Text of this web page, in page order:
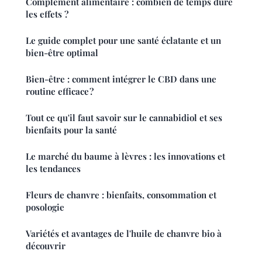
les effets ?
Le guide complet pour une santé éclatante et un
bien-être optimal
Bien-être : comment intégrer le CBD dans une
routine efficace ?
Tout ce qu'il faut savoir sur le cannabidiol et ses
bienfaits pour la santé
Le marché du baume à lèvres : les innovations et
les tendances
Fleurs de chanvre : bienfaits, consommation et
posologie
Variétés et avantages de l'huile de chanvre bio à
découvrir